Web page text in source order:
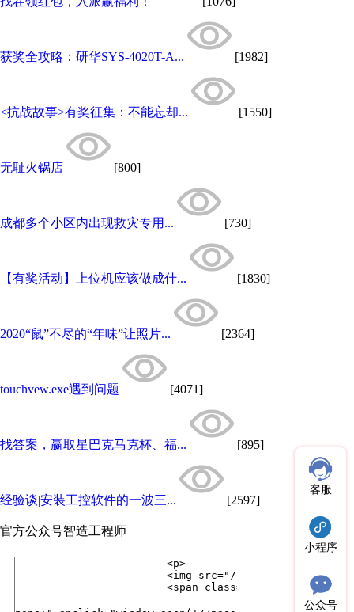
获奖全攻略：研华SYS-4020T-A... [1982]
<抗战故事>有奖征集：不能忘却... [1550]
无耻火锅店 [800]
成都多个小区内出现救灾专用... [730]
【有奖活动】上位机应该做成什... [1830]
2020“鼠”不尽的“年味”让照片... [2364]
touchvew.exe遇到问题 [4071]
找答案，赢取星巴克马克杯、福... [895]
经验谈|安装工控软件的一波三... [2597]
官方公众号智造工程师
客服
小程序
公众号